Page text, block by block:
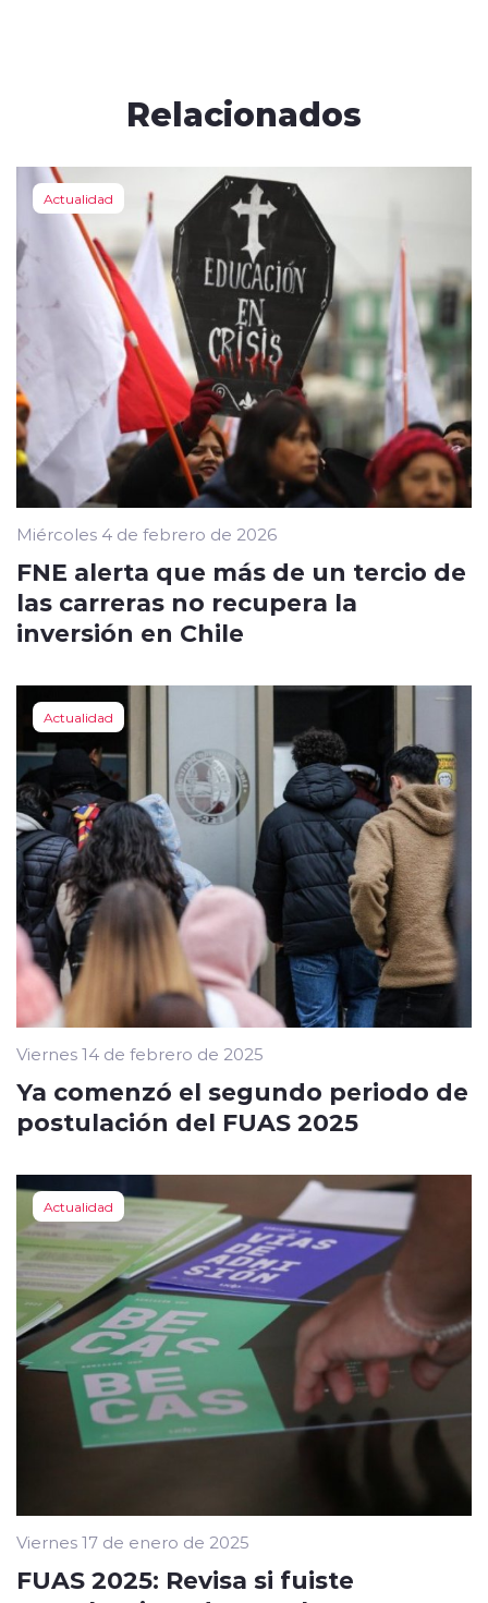
Relacionados
Actualidad
Miércoles 4 de febrero de 2026
FNE alerta que más de un tercio de
las carreras no recupera la
inversión en Chile
Actualidad
Viernes 14 de febrero de 2025
Ya comenzó el segundo periodo de
postulación del FUAS 2025
Actualidad
Viernes 17 de enero de 2025
FUAS 2025: Revisa si fuiste